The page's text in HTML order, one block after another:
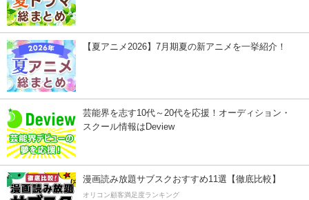
【夏アニメ2026】7月期夏の新アニメを一挙紹介！
芸能界を志す10代～20代を応援！オーディション・
スクール情報はDeview
漫画読み放題サブスクおすすめ11選【徹底比較】
オリコン顧客満足度ランキング